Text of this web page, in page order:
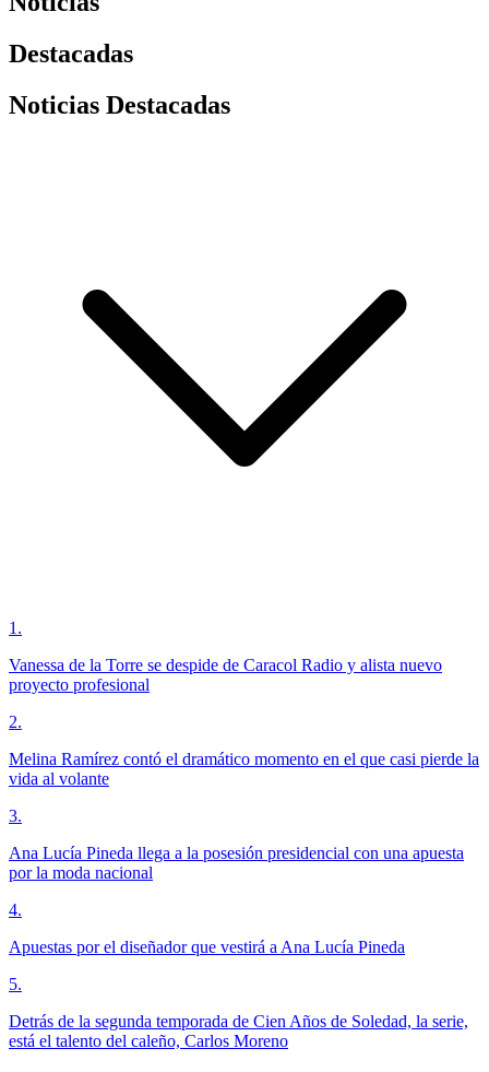
Destacadas
Noticias Destacadas
1 .
Vanessa de la Torre se despide de Caracol Radio y alista nuevo
proyecto profesional
2.
Melina Ramírez contó el dramático momento en el que casi pierde la
vida al volante
3.
Ana Lucía Pineda llega a la posesión presidencial con una apuesta
por la moda nacional
4.
Apuestas por el diseñador que vestirá a Ana Lucía Pineda
5.
Detrás de la segunda temporada de Cien Años de Soledad, la serie,
está el talento del caleño, Carlos Moreno